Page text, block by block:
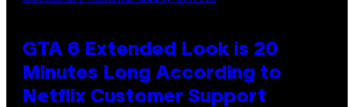
GTA 6 Extended Look is 20
Minutes Long According to
Netflix Customer Support